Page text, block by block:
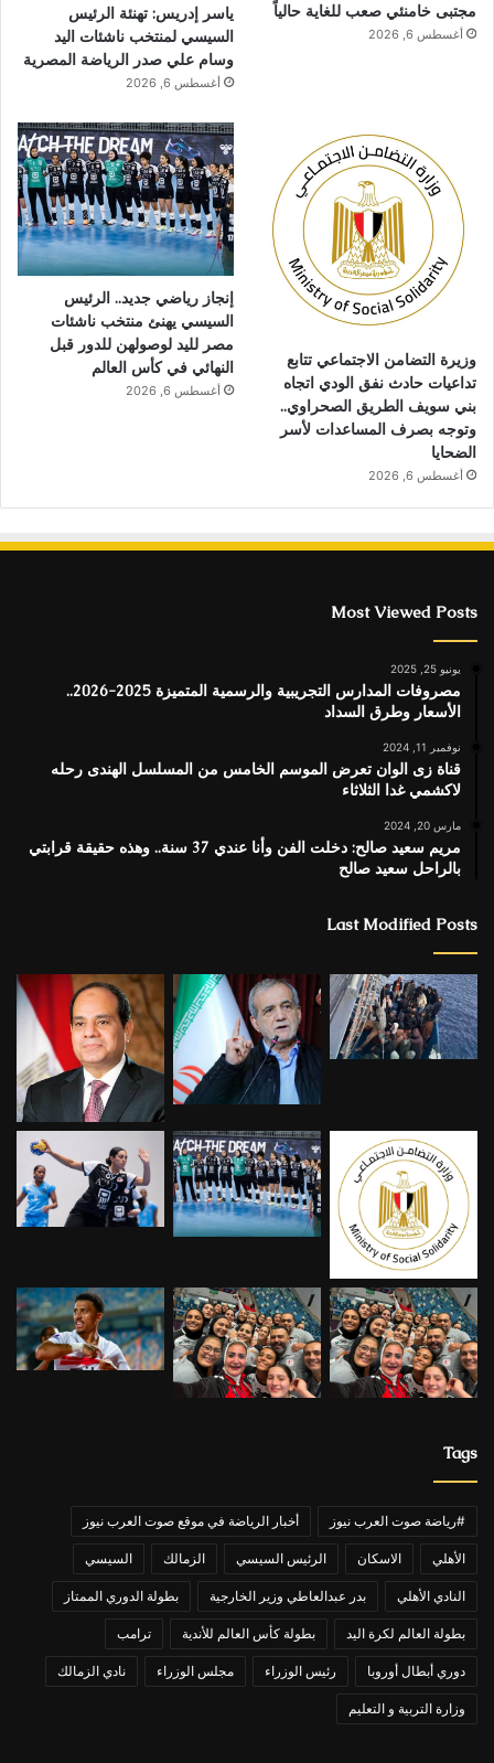
مجتبى خامنئي صعب للغاية حالياً
أغسطس 6, 2026
ياسر إدريس: تهنئة الرئيس
السيسي لمنتخب ناشئات اليد
وسام علي صدر الرياضة المصرية
أغسطس 6, 2026
وزيرة التضامن الاجتماعي تتابع
تداعيات حادث نفق الودي اتجاه
بني سويف الطريق الصحراوي..
وتوجه بصرف المساعدات لأسر
الضحايا
أغسطس 6, 2026
إنجاز رياضي جديد.. الرئيس
السيسي يهنئ منتخب ناشئات
مصر لليد لوصولهن للدور قبل
النهائي في كأس العالم
أغسطس 6, 2026
Most Viewed Posts
يونيو 25, 2025
مصروفات المدارس التجريبية والرسمية المتميزة 2025-2026..
الأسعار وطرق السداد
نوفمبر 11, 2024
قناة زى الوان تعرض الموسم الخامس من المسلسل الهندى رحله
لاكشمي غدا الثلاثاء
مارس 20, 2024
مريم سعيد صالح: دخلت الفن وأنا عندي 37 سنة.. وهذه حقيقة قرابتي
بالراحل سعيد صالح
Last Modified Posts
Tags
#رياضة صوت العرب نيوز أخبار الرياضة في موقع صوت العرب نيوز
الأهلي الاسكان الرئيس السيسي الزمالك السيسي
النادي الأهلي بدر عبدالعاطي وزير الخارجية بطولة الدوري الممتاز
بطولة العالم لكرة اليد بطولة كأس العالم للأندية ترامب
دوري أبطال أوروبا رئيس الوزراء مجلس الوزراء نادي الزمالك
وزارة التربية و التعليم